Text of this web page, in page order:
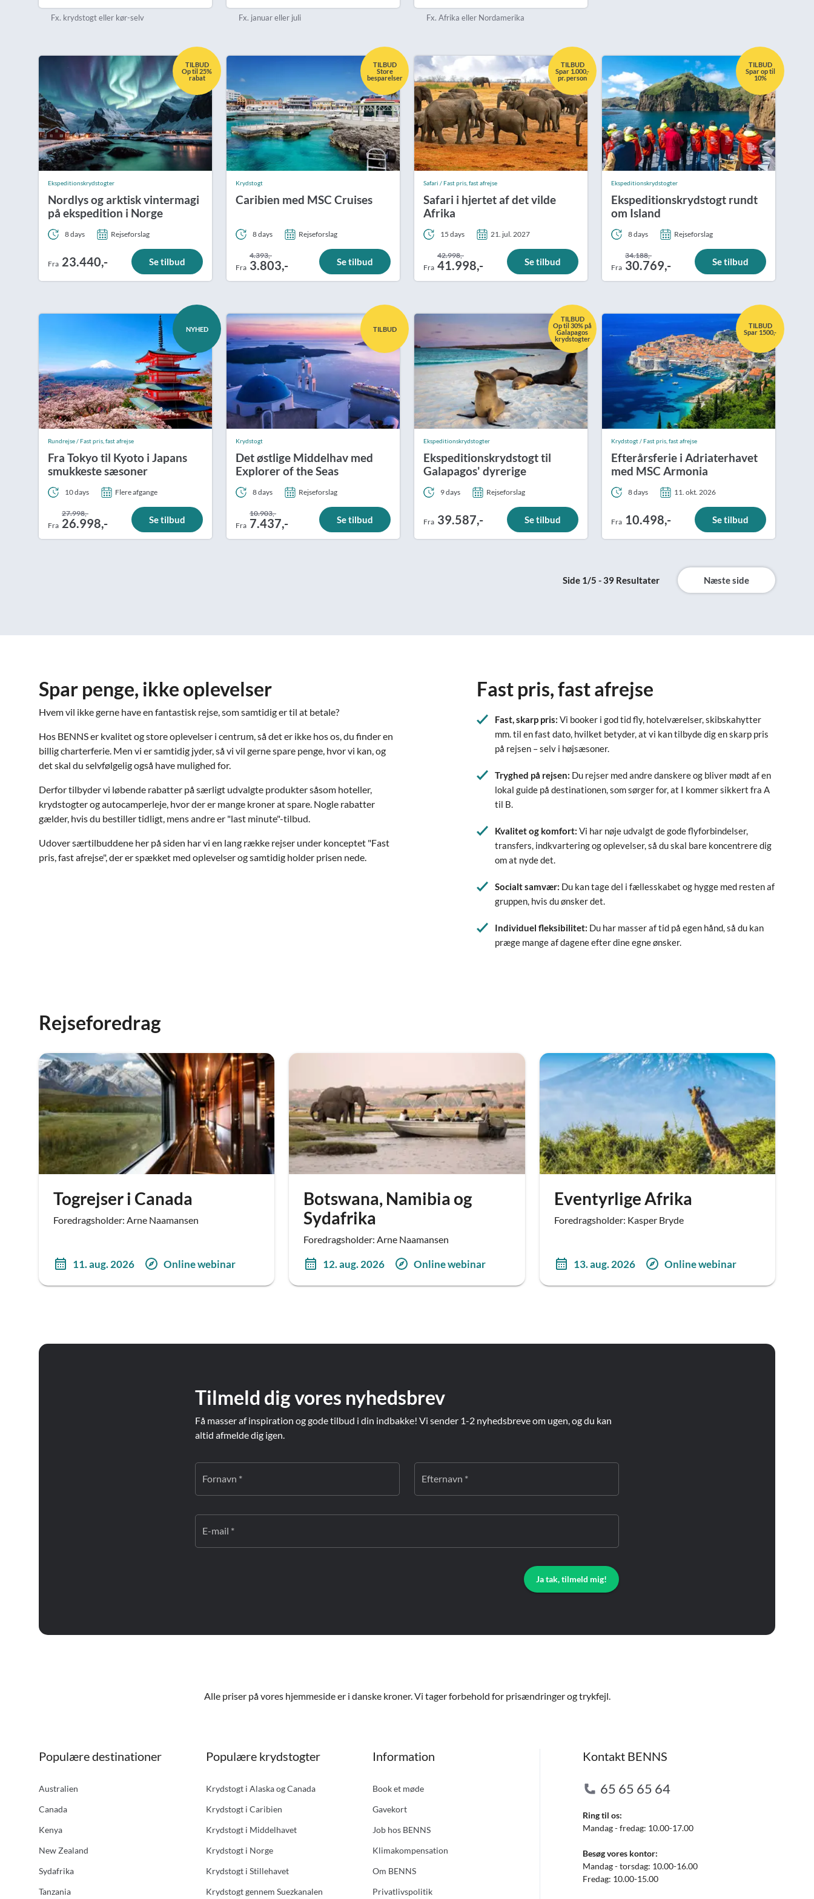
Uganda
Vietnam
USA
VIVA Cruises
Fx. krydstogt eller kør-selv Fx. januar eller juli Fx. Afrika eller Nordamerika
TILBUD
Op til 25%
rabat
Ekspeditionskrydstogter
Nordlys og arktisk vintermagi
på ekspedition i Norge
8 days Rejseforslag
Fra 23.440,- Se tilbud
TILBUD
Store
besparelser
Krydstogt
Caribien med MSC Cruises
8 days Rejseforslag
Fra
4.393,-
3.803,- Se tilbud
TILBUD
Spar 1.000,-
pr. person
Safari / Fast pris, fast afrejse
Safari i hjertet af det vilde
Afrika
15 days 21. jul. 2027
Fra
42.998,-
41.998,- Se tilbud
TILBUD
Spar op til
10%
Ekspeditionskrydstogter
Ekspeditionskrydstogt rundt
om Island
8 days Rejseforslag
Fra
34.188,-
30.769,- Se tilbud
NYHED
Rundrejse / Fast pris, fast afrejse
Fra Tokyo til Kyoto i Japans
smukkeste sæsoner
10 days Flere afgange
Fra
27.998,-
26.998,- Se tilbud
TILBUD
Krydstogt
Det østlige Middelhav med
Explorer of the Seas
8 days Rejseforslag
Fra
10.903,-
7.437,- Se tilbud
TILBUD
Op til 30% på
Galapagos
krydstogter
Ekspeditionskrydstogter
Ekspeditionskrydstogt til
Galapagos' dyrerige
9 days Rejseforslag
Fra 39.587,- Se tilbud
TILBUD
Spar 1500,-
Krydstogt / Fast pris, fast afrejse
Efterårsferie i Adriaterhavet
med MSC Armonia
8 days 11. okt. 2026
Fra 10.498,- Se tilbud
Side 1/5 - 39 Resultater Næste side
Spar penge, ikke oplevelser
Hvem vil ikke gerne have en fantastisk rejse, som samtidig er til at betale?
Hos BENNS er kvalitet og store oplevelser i centrum, så det er ikke hos os, du finder en
billig charterferie. Men vi er samtidig jyder, så vi vil gerne spare penge, hvor vi kan, og
det skal du selvfølgelig også have mulighed for.
Derfor tilbyder vi løbende rabatter på særligt udvalgte produkter såsom hoteller,
krydstogter og autocamperleje, hvor der er mange kroner at spare. Nogle rabatter
gælder, hvis du bestiller tidligt, mens andre er "last minute"-tilbud.
Udover særtilbuddene her på siden har vi en lang række rejser under konceptet "Fast
pris, fast afrejse", der er spækket med oplevelser og samtidig holder prisen nede.
Fast pris, fast afrejse
Fast, skarp pris: Vi booker i god tid fly, hotelværelser, skibskahytter
mm. til en fast dato, hvilket betyder, at vi kan tilbyde dig en skarp pris
på rejsen – selv i højsæsoner.
Tryghed på rejsen: Du rejser med andre danskere og bliver mødt af en
lokal guide på destinationen, som sørger for, at I kommer sikkert fra A
til B.
Kvalitet og komfort: Vi har nøje udvalgt de gode flyforbindelser,
transfers, indkvartering og oplevelser, så du skal bare koncentrere dig
om at nyde det.
Socialt samvær: Du kan tage del i fællesskabet og hygge med resten af
gruppen, hvis du ønsker det.
Individuel fleksibilitet: Du har masser af tid på egen hånd, så du kan
præge mange af dagene efter dine egne ønsker.
Rejseforedrag
Togrejser i Canada
Foredragsholder: Arne Naamansen
11. aug. 2026 Online webinar
Botswana, Namibia og
Sydafrika
Foredragsholder: Arne Naamansen
12. aug. 2026 Online webinar
Eventyrlige Afrika
Foredragsholder: Kasper Bryde
13. aug. 2026 Online webinar
Tilmeld dig vores nyhedsbrev
Få masser af inspiration og gode tilbud i din indbakke! Vi sender 1-2 nyhedsbreve om ugen, og du kan
altid afmelde dig igen.
Fornavn * Efternavn *
E-mail *
Ja tak, tilmeld mig!
Alle priser på vores hjemmeside er i danske kroner. Vi tager forbehold for prisændringer og trykfejl.
Populære destinationer
Australien
Canada
Kenya
New Zealand
Sydafrika
Tanzania
Populære krydstogter
Krydstogt i Alaska og Canada
Krydstogt i Caribien
Krydstogt i Middelhavet
Krydstogt i Norge
Krydstogt i Stillehavet
Krydstogt gennem Suezkanalen
Information
Book et møde
Gavekort
Job hos BENNS
Klimakompensation
Om BENNS
Privatlivspolitik
Kontakt BENNS
65 65 65 64
Ring til os:
Mandag - fredag: 10.00-17.00
Besøg vores kontor:
Mandag - torsdag: 10.00-16.00
Fredag: 10.00-15.00